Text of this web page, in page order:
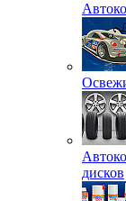
дисков